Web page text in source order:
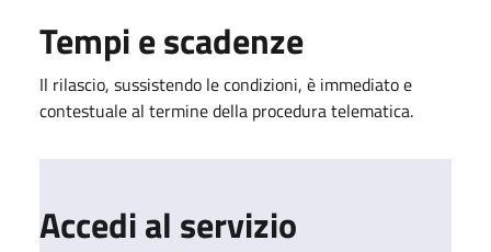
Tempi e scadenze
Il rilascio, sussistendo le condizioni, è immediato e
contestuale al termine della procedura telematica.
Accedi al servizio